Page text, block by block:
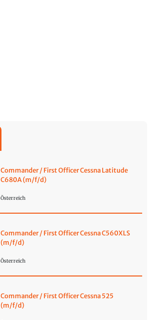
Commander / First Officer Cessna Latitude
C680A (m/f/d)
Österreich
Commander / First Officer Cessna C560XLS
(m/f/d)
Österreich
Commander / First Officer Cessna 525
(m/f/d)